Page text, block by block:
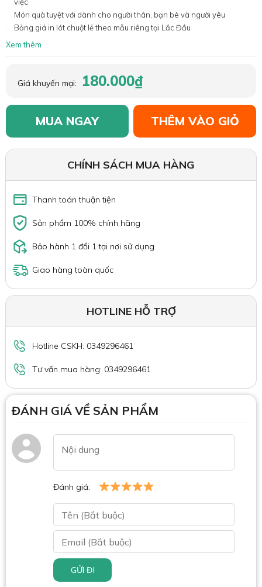
Món quà tuyệt với dành cho người thân, bạn bè và người yêu
Bảng giá in lót chuột lẻ theo mẫu riêng tại Lắc Đầu
Xem thêm
Giá khuyến mại: 180.000₫
MUA NGAY THÊM VÀO GIỎ
CHÍNH SÁCH MUA HÀNG
Thanh toán thuận tiện
Sản phẩm 100% chính hãng
Bảo hành 1 đổi 1 tại nơi sử dụng
Giao hàng toàn quốc
HOTLINE HỖ TRỢ
Hotline CSKH: 0349296461
Tư vấn mua hàng: 0349296461
ĐÁNH GIÁ VỀ SẢN PHẨM
Đánh giá:
GỬI ĐI